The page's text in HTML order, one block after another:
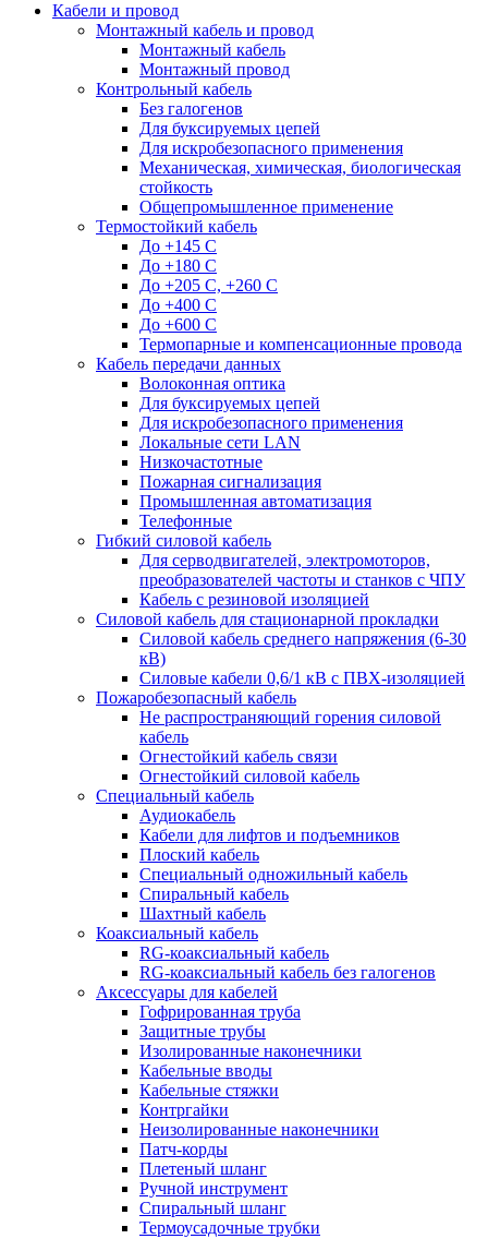
Кабели и провод
Монтажный кабель и провод
Монтажный кабель
Монтажный провод
Контрольный кабель
Без галогенов
Для буксируемых цепей
Для искробезопасного применения
Механическая, химическая, биологическая
стойкость
Общепромышленное применение
Термостойкий кабель
До +145 С
До +180 C
До +205 С, +260 С
До +400 C
До +600 С
Термопарные и компенсационные провода
Кабель передачи данных
Волоконная оптика
Для буксируемых цепей
Для искробезопасного применения
Локальные сети LAN
Низкочастотные
Пожарная сигнализация
Промышленная автоматизация
Телефонные
Гибкий силовой кабель
Для серводвигателей, электромоторов,
преобразователей частоты и станков с ЧПУ
Кабель с резиновой изоляцией
Силовой кабель для стационарной прокладки
Силовой кабель среднего напряжения (6-30
кВ)
Силовые кабели 0,6/1 кВ с ПВХ-изоляцией
Пожаробезопасный кабель
Не распространяющий горения силовой
кабель
Огнестойкий кабель связи
Огнестойкий силовой кабель
Специальный кабель
Аудиокабель
Кабели для лифтов и подъемников
Плоский кабель
Специальный одножильный кабель
Спиральный кабель
Шахтный кабель
Коаксиальный кабель
RG-коаксиальный кабель
RG-коаксиальный кабель без галогенов
Аксессуары для кабелей
Гофрированная труба
Защитные трубы
Изолированные наконечники
Кабельные вводы
Кабельные стяжки
Контргайки
Неизолированные наконечники
Патч-корды
Плетеный шланг
Ручной инструмент
Спиральный шланг
Термоусадочные трубки